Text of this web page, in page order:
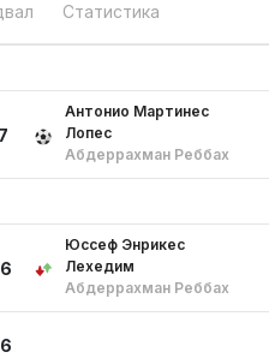
Статистика
Антонио Мартинес
Лопес
Абдеррахман Реббах
Юссеф Энрикес
Лехедим
Абдеррахман Реббах